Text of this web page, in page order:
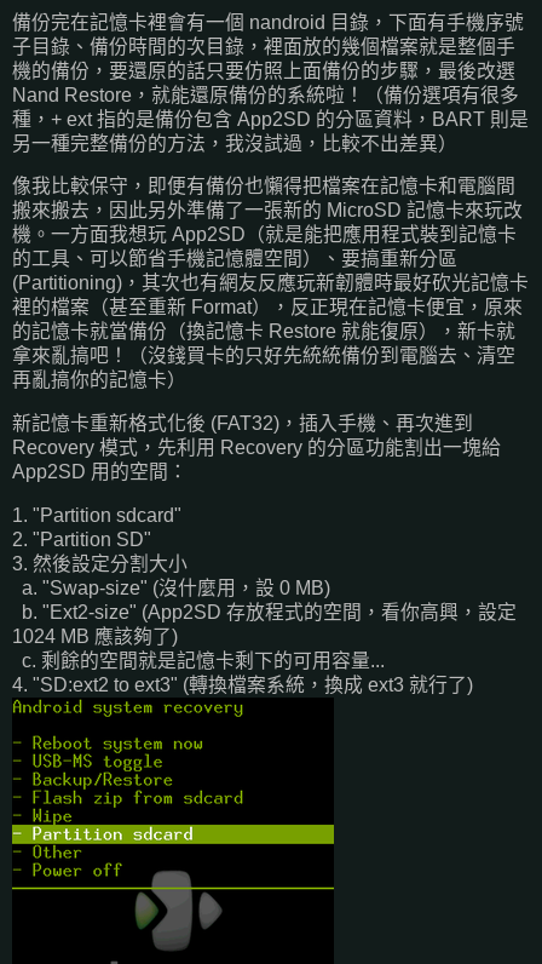
備份完在記憶卡裡會有一個 nandroid 目錄，下面有手機序號
子目錄、備份時間的次目錄，裡面放的幾個檔案就是整個手
機的備份，要還原的話只要仿照上面備份的步驟，最後改選
Nand Restore，就能還原備份的系統啦！（備份選項有很多
種，+ ext 指的是備份包含 App2SD 的分區資料，BART 則是
另一種完整備份的方法，我沒試過，比較不出差異）
像我比較保守，即便有備份也懶得把檔案在記憶卡和電腦間
搬來搬去，因此另外準備了一張新的 MicroSD 記憶卡來玩改
機。一方面我想玩 App2SD（就是能把應用程式裝到記憶卡
的工具、可以節省手機記憶體空間）、要搞重新分區
(Partitioning)，其次也有網友反應玩新韌體時最好砍光記憶卡
裡的檔案（甚至重新 Format），反正現在記憶卡便宜，原來
的記憶卡就當備份（換記憶卡 Restore 就能復原），新卡就
拿來亂搞吧！（沒錢買卡的只好先統統備份到電腦去、清空
再亂搞你的記憶卡）
新記憶卡重新格式化後 (FAT32)，插入手機、再次進到
Recovery 模式，先利用 Recovery 的分區功能割出一塊給
App2SD 用的空間：
1. "Partition sdcard"
2. "Partition SD"
3. 然後設定分割大小
a. "Swap-size" (沒什麼用，設 0 MB)
b. "Ext2-size" (App2SD 存放程式的空間，看你高興，設定
1024 MB 應該夠了)
c. 剩餘的空間就是記憶卡剩下的可用容量...
4. "SD:ext2 to ext3" (轉換檔案系統，換成 ext3 就行了)